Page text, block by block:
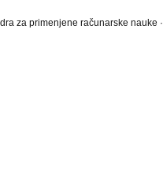
za primenjene računarske nauke ·